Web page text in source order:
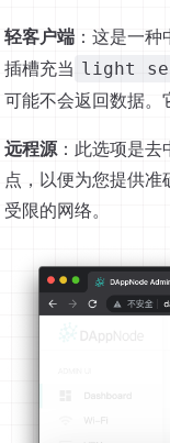
轻客户端 ：这是一
插槽充当 light
可能不会返回数据。
远程源 ：此选项是
点，以便为您提供
受限的网络。